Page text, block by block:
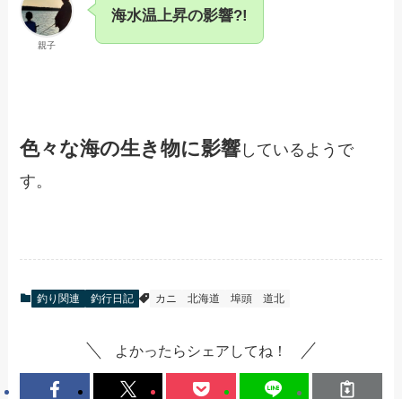
親子
海水温上昇の影響?!
色々な海の生き物に影響 しているようで
す。
釣り関連 釣行日記 カニ 北海道 埠頭 道北
よかったらシェアしてね！